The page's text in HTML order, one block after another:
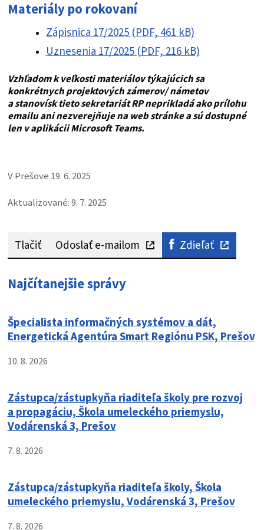
Materiály po rokovaní
Zápisnica 17/2025 (PDF, 461 kB)
Uznesenia 17/2025 (PDF, 216 kB)
Vzhľadom k veľkosti materiálov týkajúcich sa
konkrétnych projektových zámerov/ námetov
a stanovísk tieto sekretariát RP neprikladá ako prílohu
emailu ani nezverejňuje na web stránke a sú dostupné
len v aplikácii Microsoft Teams.
V Prešove 19. 6. 2025
Aktualizované: 9. 7. 2025
Tlačiť Odoslať e-mailom Zdieľať
Najčítanejšie správy
Špecialista informačných systémov a dát,
Energetická Agentúra Smart Regiónu PSK, Prešov
10. 8. 2026
Zástupca/zástupkyňa riaditeľa školy pre rozvoj
a propagáciu, Škola umeleckého priemyslu,
Vodárenská 3, Prešov
7. 8. 2026
Zástupca/zástupkyňa riaditeľa školy, Škola
umeleckého priemyslu, Vodárenská 3, Prešov
7. 8. 2026